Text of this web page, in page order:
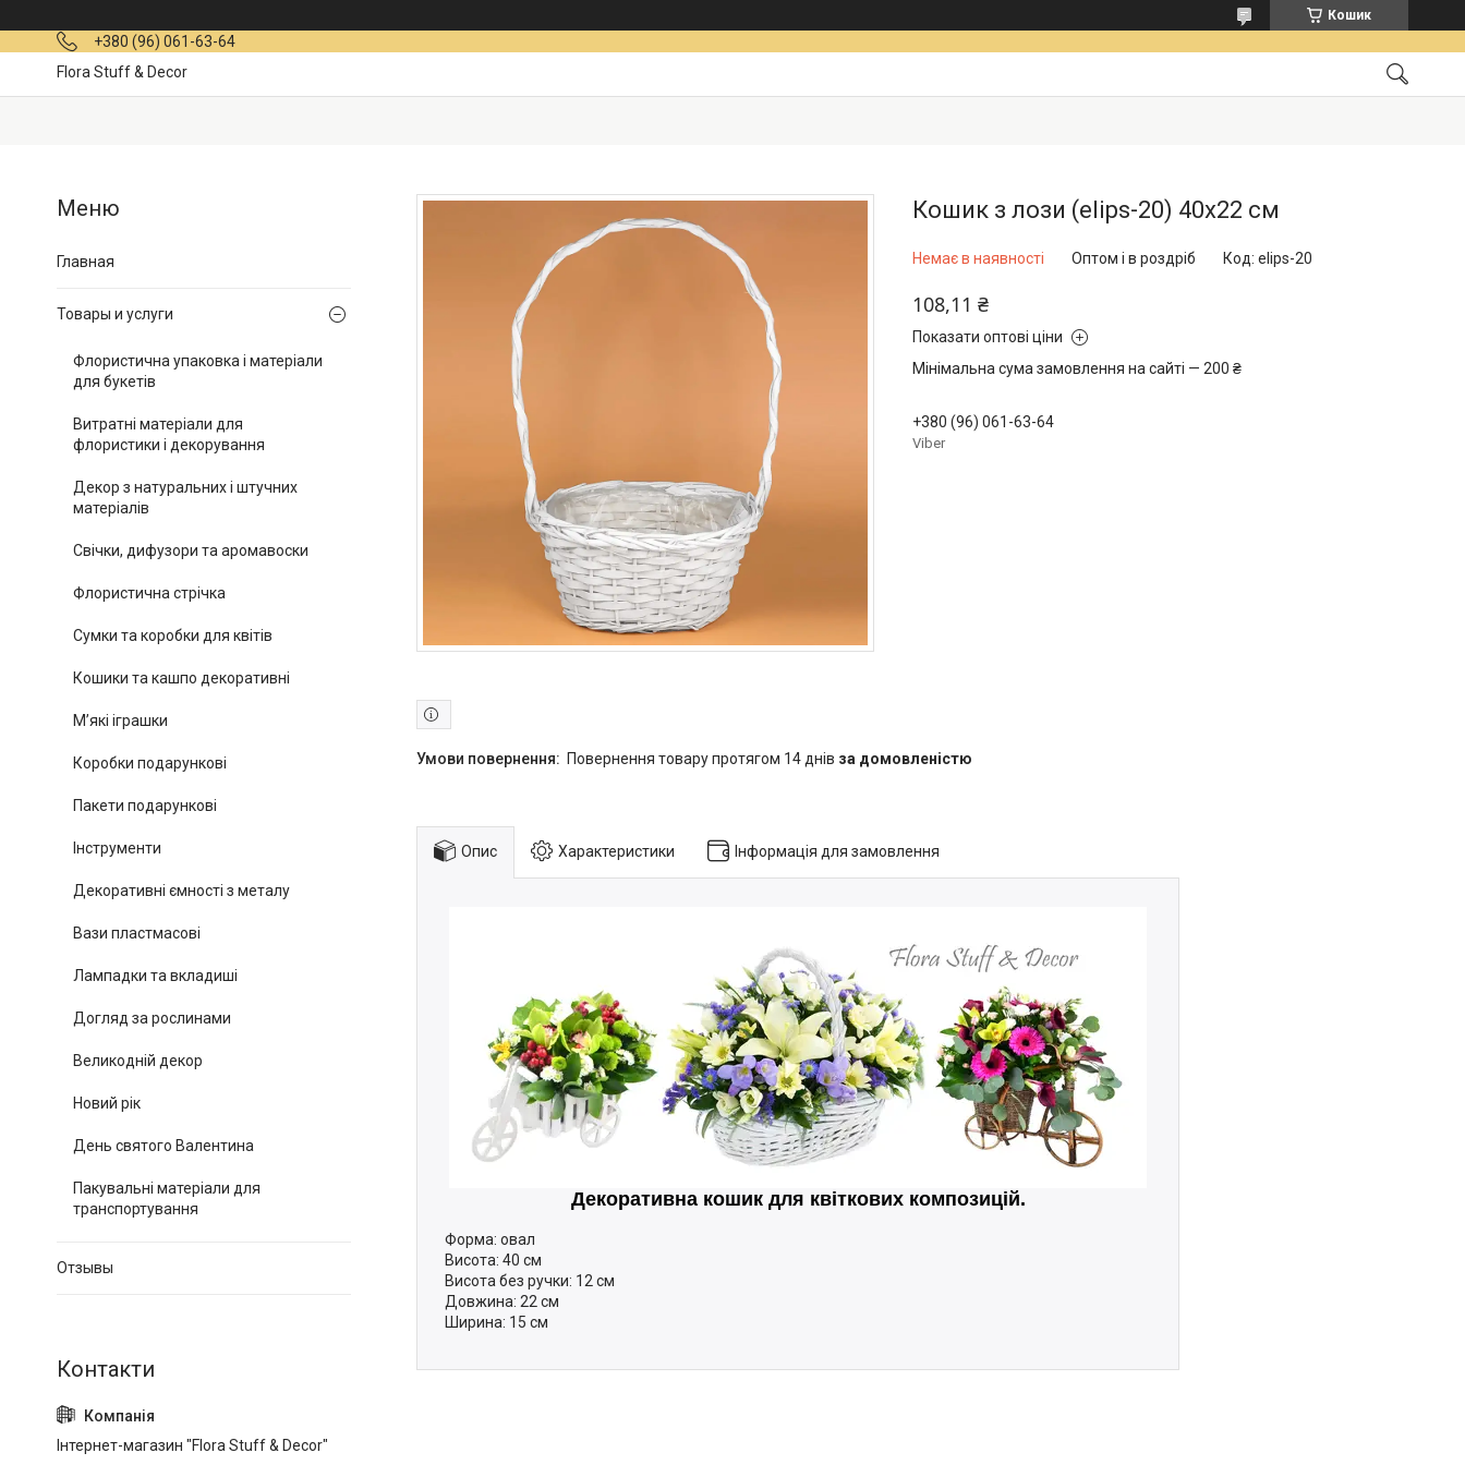
Кошик
+380 (96) 061-63-64
Flora Stuff & Decor
Кошик з лози (elips-20) 40х22 см
Немає в наявності Оптом і в роздріб Код: elips-20
108,11 ₴
Показати оптові ціни
Мінімальна сума замовлення на сайті — 200 ₴
+380 (96) 061-63-64
Viber
повернення товару протягом 14 днів за домовленістю
Опис Характеристики Інформація для замовлення
Декоративна кошик для квіткових композицій.
Форма: овал
Висота: 40 см
Висота без ручки: 12 см
Довжина: 22 см
Ширина: 15 см
Главная
Товары и услуги
Флористична упаковка і матеріали
для букетів
Витратні матеріали для
флористики і декорування
Декор з натуральних і штучних
матеріалів
Свічки, дифузори та аромавоски
Флористична стрічка
Сумки та коробки для квітів
Кошики та кашпо декоративні
М’які іграшки
Коробки подарункові
Пакети подарункові
Інструменти
Декоративні ємності з металу
Вази пластмасові
Лампадки та вкладиші
Догляд за рослинами
Великодній декор
Новий рік
День святого Валентина
Пакувальні матеріали для
транспортування
Отзывы
Інтернет-магазин "Flora Stuff & Decor"